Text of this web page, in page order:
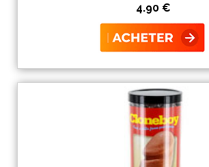
4.90 €